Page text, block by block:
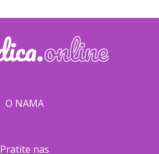
O NAMA
Pratite nas